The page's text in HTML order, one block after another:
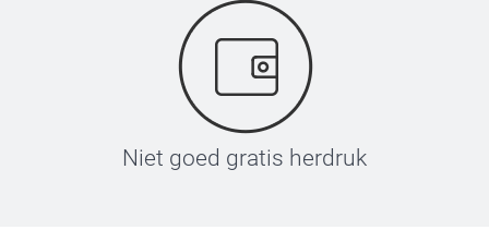
Niet goed gratis herdruk